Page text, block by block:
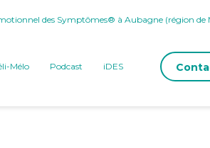
des Symptômes® à Aubagne (région de
Mélo Podcast iDES